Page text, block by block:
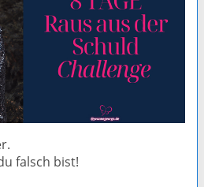
falsch bist!